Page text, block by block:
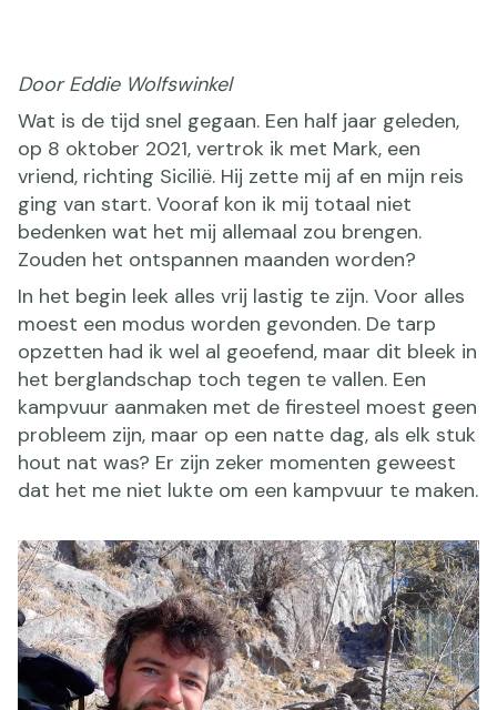
Door Eddie Wolfswinkel
Wat is de tijd snel gegaan. Een half jaar geleden,
op 8 oktober 2021, vertrok ik met Mark, een
vriend, richting Sicilië. Hij zette mij af en mijn reis
ging van start. Vooraf kon ik mij totaal niet
bedenken wat het mij allemaal zou brengen.
Zouden het ontspannen maanden worden?
In het begin leek alles vrij lastig te zijn. Voor alles
moest een modus worden gevonden. De tarp
opzetten had ik wel al geoefend, maar dit bleek in
het berglandschap toch tegen te vallen. Een
kampvuur aanmaken met de firesteel moest geen
probleem zijn, maar op een natte dag, als elk stuk
hout nat was? Er zijn zeker momenten geweest
dat het me niet lukte om een kampvuur te maken.